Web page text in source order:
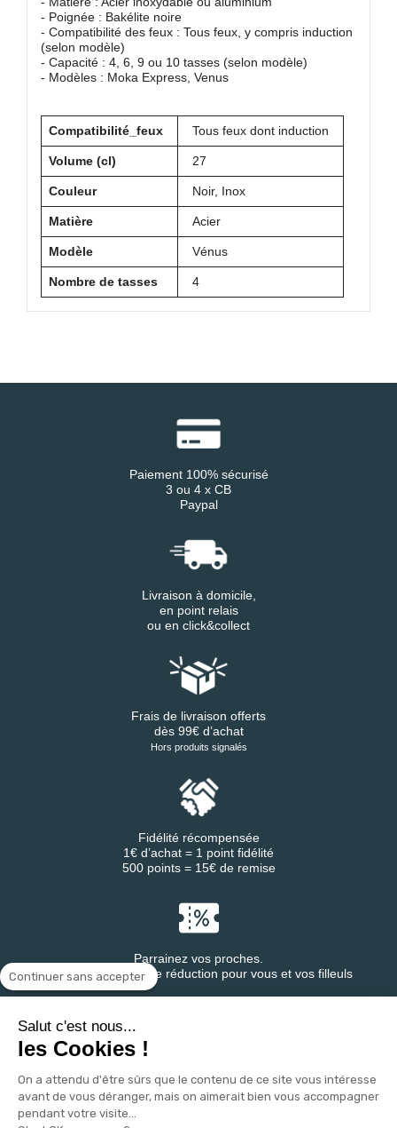
Continuer sans accepter
Salut c'est nous...
les Cookies !
On a attendu d'être sûrs que le contenu de ce site vous intéresse
avant de vous déranger, mais on aimerait bien vous accompagner
pendant votre visite...
- Poignée : Bakélite noire
- Compatibilité des feux : Tous feux, y compris induction
(selon modèle)
- Capacité : 4, 6, 9 ou 10 tasses (selon modèle)
- Modèles : Moka Express, Venus
Compatibilité_feux Tous feux dont induction
Volume (cl) 27
Couleur Noir, Inox
Matière Acier
Modèle Vénus
Nombre de tasses 4
Paiement 100% sécurisé
3 ou 4 x CB
Paypal
Livraison à domicile,
en point relais
ou en click&collect
Frais de livraison offerts
dès 99€ d’achat
Hors produits signalés
Fidélité récompensée
1€ d’achat = 1 point fidélité
500 points = 15€ de remise
Parrainez vos proches.
Gagnez des bons de réduction pour vous et vos filleuls
Retrouvez DESTINEA® sur